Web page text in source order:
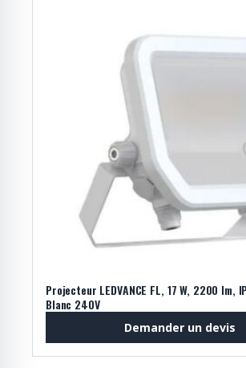
Projecteur LEDVANCE FL, 17 W, 2200 lm,
Blanc 240V
Demander un devis